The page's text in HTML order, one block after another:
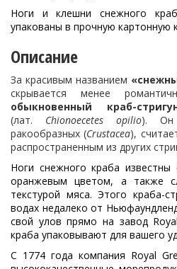
Ноги и клешни снежного
упакованы в прочную картонную
Описание
За красивым названием
скрывается менее
обыкновенный краб-
(лат. Chionoecetes opilio). Он
ракообразных (Crustacea),
распространенным из других
Ноги снежного краба
оранжевым цветом, а также
текстурой мяса. Этого краба-
водах недалеко от
свой улов прямо на завод
краба упаковывают для вашего
С 1774 года компания Royal